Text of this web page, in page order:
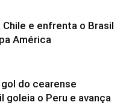
e enfrenta o Brasil
América
gol do cearense
goleia o Peru e avança